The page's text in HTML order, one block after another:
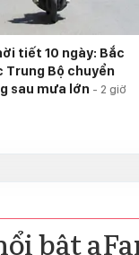
tiết 10 ngày: Bắc
Trung Bộ chuyển
sau mưa lớn - 2 giờ
bật